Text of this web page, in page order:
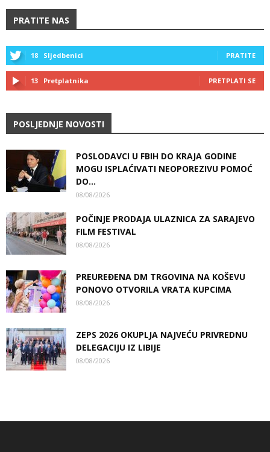
PRATITE NAS
18 Sljedbenici PRATITE
13 Pretplatnika PRETPLATI SE
POSLJEDNJE NOVOSTI
POSLODAVCI U FBIH DO KRAJA GODINE
MOGU ISPLAĆIVATI NEOPOREZIVU POMOĆ
DO...
08/08/2026
POČINJE PRODAJA ULAZNICA ZA SARAJEVO
FILM FESTIVAL
08/08/2026
PREUREĐENA DM TRGOVINA NA KOŠEVU
PONOVO OTVORILA VRATA KUPCIMA
08/08/2026
ZEPS 2026 OKUPLJA NAJVEĆU PRIVREDNU
DELEGACIJU IZ LIBIJE
08/08/2026